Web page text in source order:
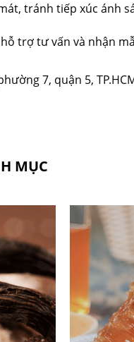
tránh tiếp xúc ánh
trợ tư vấn và nhận
7, quận 5,
MỤC